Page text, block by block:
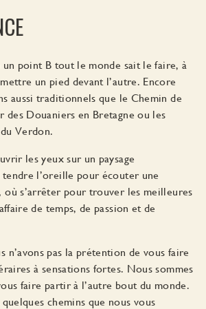
point B tout le monde sait le faire, à
un pied devant l’autre. Encore
aussi traditionnels que le Chemin de
des Douaniers en Bretagne ou les
Verdon.
les yeux sur un paysage
tendre l’oreille pour écouter une
où s’arrêter pour trouver les meilleures
de temps, de passion et de
n’avons pas la prétention de vous faire
à sensations fortes. Nous sommes
faire partir à l’autre bout du monde.
chemins que nous vous